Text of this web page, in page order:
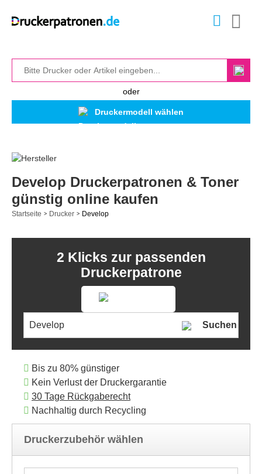
Druckermodell wählen
oder
Develop Druckerpatronen & Toner
günstig online kaufen
Startseite > Drucker > Develop
2 Klicks zur passenden
Druckerpatrone
Suchen
Bis zu 80% günstiger
Kein Verlust der Druckergarantie
30 Tage Rückgaberecht
Nachhaltig durch Recycling
Druckerzubehör wählen